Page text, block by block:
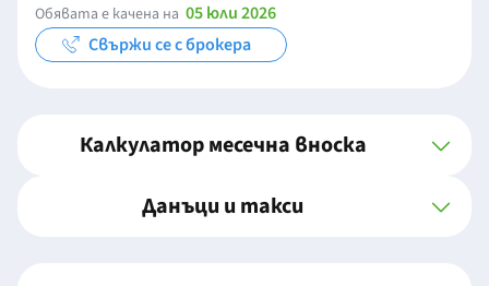
Обявата е качена на 05 юли 2026
Свържи се с брокера
Калкулатор месечна вноска
Данъци и такси